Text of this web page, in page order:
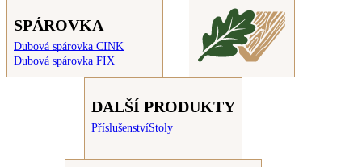
SPÁROVKA
Dubová spárovka CINK
Dubová spárovka FIX
DALŠÍ PRODUKTY
PříslušenstvíStoly